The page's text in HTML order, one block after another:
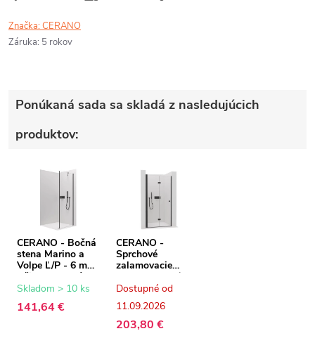
Značka:CERANO
Záruka: 5 rokov
Ponúkaná sada sa skladá z nasledujúcich
produktov:
CERANO - Bočná
stena Marino a
Volpe Ľ/P - 6 mm
- čierna matná,
transparentné
cm
Skladom > 10 ks
141,64 €
CERANO -
Sprchové
zalamovacie
dvere Volpe L/P -
6 mm - čierna
matná,
transparentné
sklo - 90x190 cm
Dostupné od
11.09.2026
203,80 €